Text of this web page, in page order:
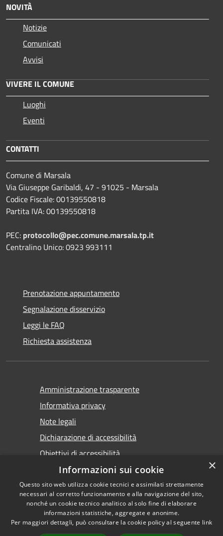
NOVITÀ
Notizie
Comunicati
Avvisi
VIVERE IL COMUNE
Luoghi
Eventi
CONTATTI
Comune di Marsala
Via Giuseppe Garibaldi, 47 - 91025 - Marsala
Codice Fiscale: 00139550818
Partita IVA: 00139550818
PEC: protocollo@pec.comune.marsala.tp.it
Centralino Unico: 0923 993111
Prenotazione appuntamento
Segnalazione disservizio
Leggi le FAQ
Richiesta assistenza
Amministrazione trasparente
Informativa privacy
Note legali
Dichiarazione di accessibilità
Obiettivi di accessibilità
Accessibilità
Copyright © 2026 • Comune di
Marsala • Powered by
×
Informazioni sui cookie
Questo sito web utilizza cookie tecnici e assimilati strettamente
necessari al corretto funzionamento e alla navigazione del sito,
nonché un cookie tecnico analitico al solo fine di elaborare
informazioni statistiche, aggregate e anonime.
Per maggiori dettagli, può consultare la cookie policy al seguente link